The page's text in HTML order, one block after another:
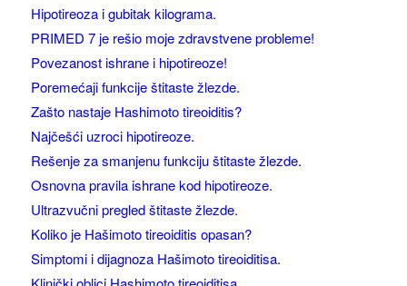
Hipotireoza i gubitak kilograma.
PRIMED 7 je rešio moje zdravstvene probleme!
Povezanost ishrane i hipotireoze!
Poremećaji funkcije štitaste žlezde.
Zašto nastaje Hashimoto tireoiditis?
Najčešći uzroci hipotireoze.
Rešenje za smanjenu funkciju štitaste žlezde.
Osnovna pravila ishrane kod hipotireoze.
Ultrazvučni pregled štitaste žlezde.
Koliko je Hašimoto tireoiditis opasan?
Simptomi i dijagnoza Hašimoto tireoiditisa.